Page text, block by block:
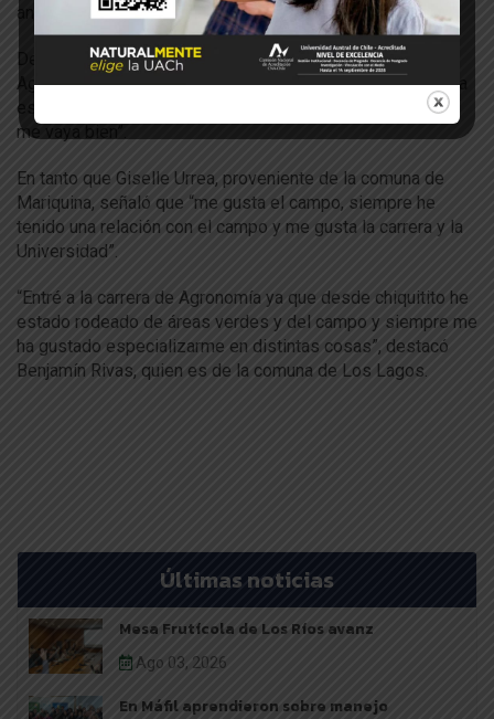
animal”.
Desde San José de la Mariquina Emilia Rivas ingresó a
Agronomía. “Mi papá desde chica me dijo que le encantaba
esta carrera y la Universidad también, así que espero que
me vaya bien”.
En tanto que Giselle Urrea, proveniente de la comuna de
Mariquina, señaló que “me gusta el campo, siempre he
tenido una relación con el campo y me gusta la carrera y la
Universidad”.
“Entré a la carrera de Agronomía ya que desde chiquitito he
estado rodeado de áreas verdes y del campo y siempre me
ha gustado especializarme en distintas cosas”, destacó
Benjamín Rivas, quien es de la comuna de Los Lagos.
Últimas noticias
Mesa Frutícola de Los Ríos avanz
Ago 03, 2026
En Máfil aprendieron sobre manejo